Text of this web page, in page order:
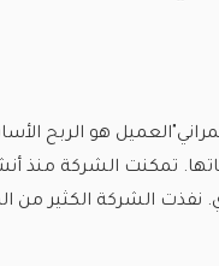
هو الربح
الشركة الكثير من